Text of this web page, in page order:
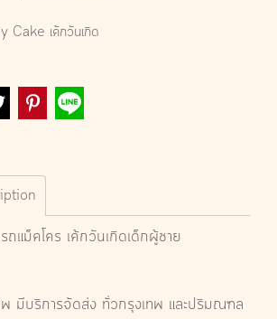
Cake เค้กวันเกิด
แม็คโคร เค้กวันเกิดเด็กผู้ชาย
มีบริการจัดส่ง ทั่วกรุงเทพ และปริมณฑล